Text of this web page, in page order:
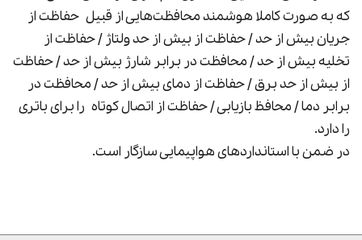
که به صورت کاملا هوشمند محافظت‌هایی از قبیل حفاظت از
جریان بیش از حد / حفاظت از بیش از حد ولتاژ / حفاظت از
تخلیه بیش از حد / محافظت در برابر شارژ بیش از حد / حفاظت
از بیش از حد برق / حفاظت از دمای بیش از حد / محافظت در
برابر دما / محافظ بازیابی / حفاظت از اتصال کوتاه را برای باتری
را دارد.
در ضمن با استانداردهای هواپیمایی سازگار است.